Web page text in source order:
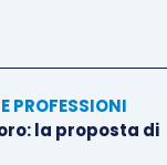
PROFESSIONI
la proposta di